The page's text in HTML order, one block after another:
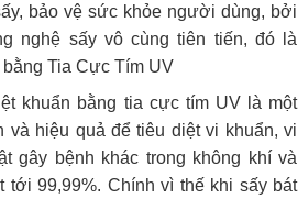
bảo vệ sức khỏe người dùng, bởi
nghệ sấy vô cùng tiên tiến, đó là
Tia Cực Tím UV
khuẩn bằng tia cực tím UV là một
và hiệu quả để tiêu diệt vi khuẩn, vi
gây bệnh khác trong không khí và
tới 99,99%. Chính vì thế khi sấy bát